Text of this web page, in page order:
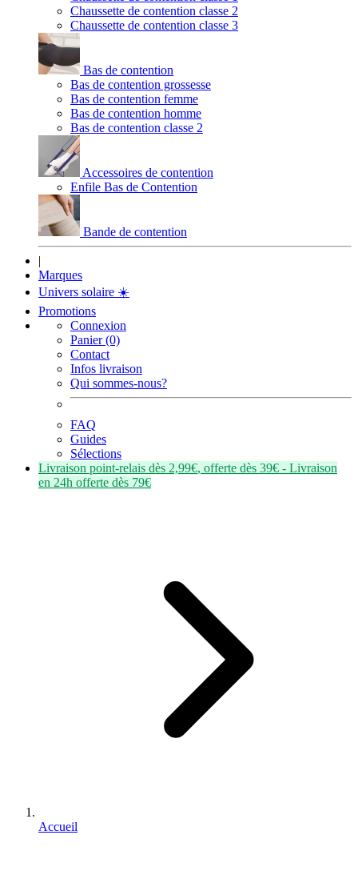
Chaussette de contention classe 2
Chaussette de contention classe 3
Bas de contention
Bas de contention grossesse
Bas de contention femme
Bas de contention homme
Bas de contention classe 2
Accessoires de contention
Enfile Bas de Contention
Bande de contention
|
Marques
Univers solaire ☀️
Promotions
Connexion
Panier (0)
Contact
Infos livraison
Qui sommes-nous?
FAQ
Guides
Sélections
Livraison point-relais dès 2,99€, offerte dès 39€ - Livraison
en 24h offerte dès 79€
Accueil